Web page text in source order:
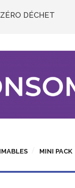
ZÉRO DÉCHET
MINI PACK